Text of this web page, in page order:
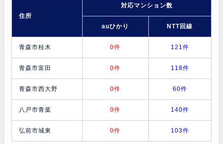
住所
対応マンション数
auひかり NTT回線
青森市桂木 0件 121件
青森市富田 0件 118件
青森市西大野 0件 60件
八戸市青葉 0件 140件
弘前市城東 0件 103件